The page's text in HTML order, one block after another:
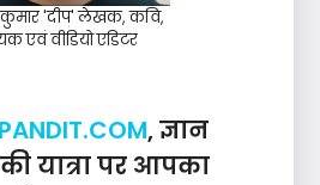
'दीप' लेखक, कवि,
एवं वीडियो एडिटर
, ज्ञान
यात्रा पर आपका